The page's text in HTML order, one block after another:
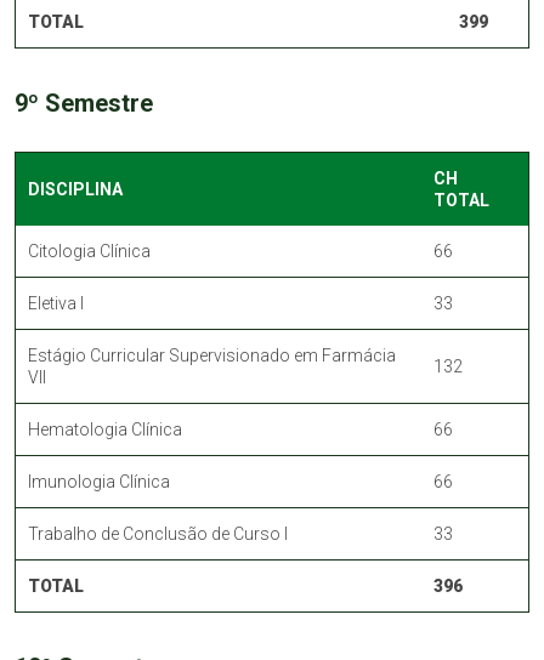
TOTAL 399
9º Semestre
DISCIPLINA
CH
TOTAL
Citologia Clínica 66
Eletiva I 33
Estágio Curricular Supervisionado em Farmácia
VII
132
Hematologia Clínica 66
Imunologia Clínica 66
Trabalho de Conclusão de Curso I 33
TOTAL 396